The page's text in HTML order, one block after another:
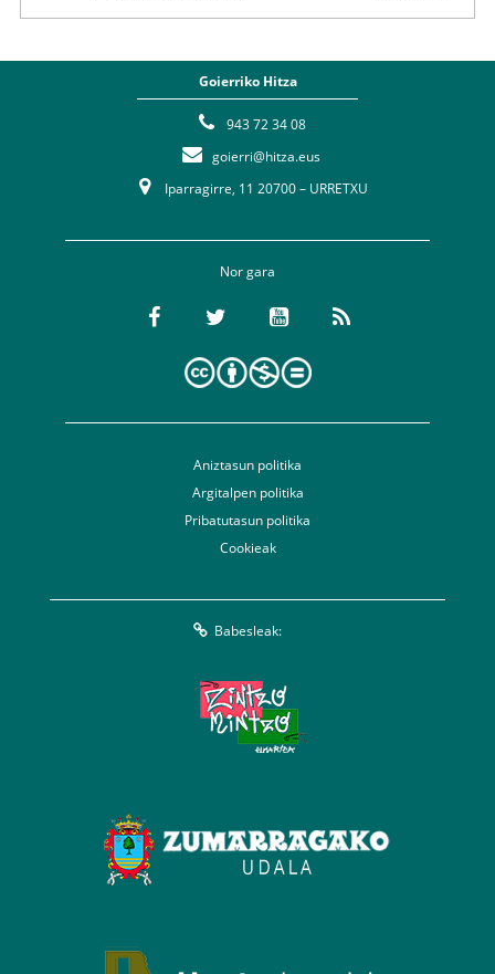
Goierriko Hitza
943 72 34 08
goierri@hitza.eus
Iparragirre, 11 20700 – URRETXU
Nor gara
Aniztasun politika
Argitalpen politika
Pribatutasun politika
Cookieak
Babesleak: